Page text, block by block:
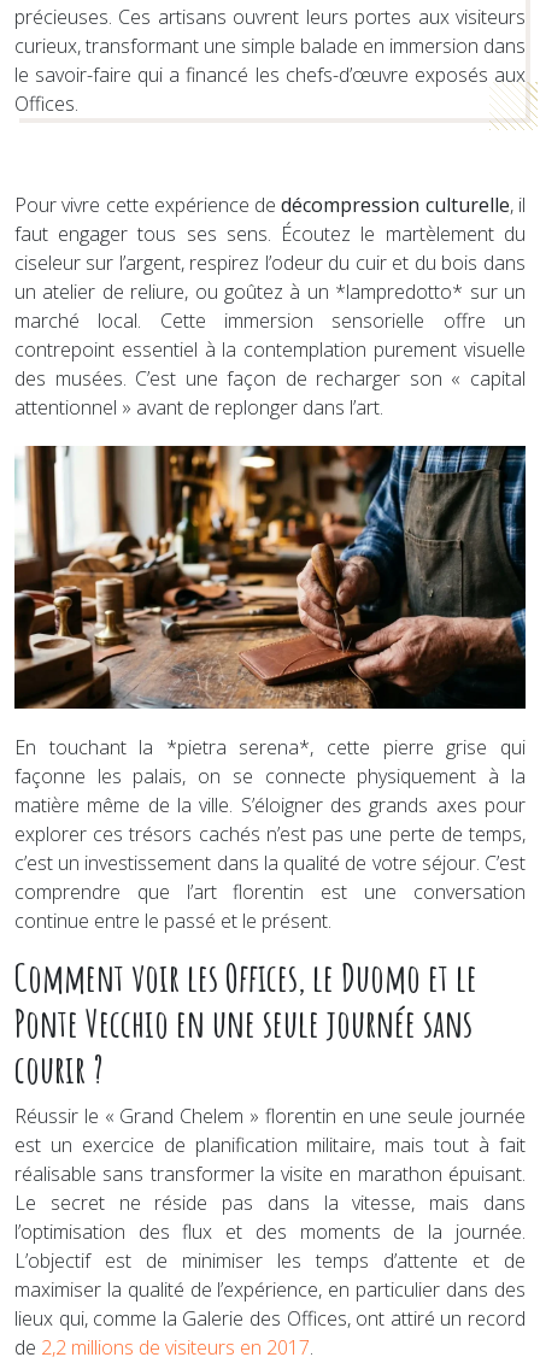
précieuses. Ces artisans ouvrent leurs portes aux visiteurs
curieux, transformant une simple balade en immersion dans
le savoir-faire qui a financé les chefs-d’œuvre exposés aux
Offices.
Pour vivre cette expérience dedécompression culturelle, il
faut engager tous ses sens. Écoutez le martèlement du
ciseleur sur l’argent, respirez l’odeur du cuir et du bois dans
un atelier de reliure, ou goûtez à un *lampredotto* sur un
marché local. Cette immersion sensorielle offre un
contrepoint essentiel à la contemplation purement visuelle
des musées. C’est une façon de recharger son « capital
attentionnel » avant de replonger dans l’art.
En touchant la *pietra serena*, cette pierre grise qui
façonne les palais, on se connecte physiquement à la
matière même de la ville. S’éloigner des grands axes pour
explorer ces trésors cachés n’est pas une perte de temps,
c’est un investissement dans la qualité de votre séjour. C’est
comprendre que l’art florentin est une conversation
continue entre le passé et le présent.
Comment voir les Offices, le Duomo et le
Ponte Vecchio en une seule journée sans
courir ?
Réussir le « Grand Chelem » florentin en une seule journée
est un exercice de planification militaire, mais tout à fait
réalisable sans transformer la visite en marathon épuisant.
Le secret ne réside pas dans la vitesse, mais dans
l’optimisation des flux et des moments de la journée.
L’objectif est de minimiser les temps d’attente et de
maximiser la qualité de l’expérience, en particulier dans des
lieux qui, comme la Galerie des Offices, ont attiré un record
de 2,2 millions de visiteurs en 2017.